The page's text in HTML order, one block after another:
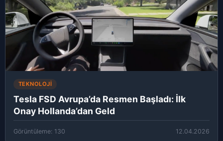
TEKNOLOJI
Tesla FSD Avrupa’da Resmen Başladı: İlk
Onay Hollanda’dan Geld
Görüntüleme: 130 12.04.2026